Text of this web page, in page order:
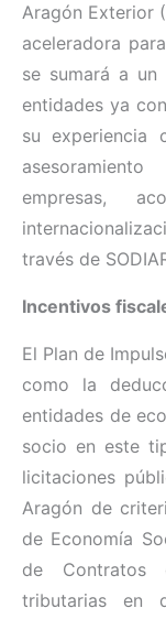
Aragón Exterior
aceleradora
se sumará a
entidades ya
su experiencia
empresas,
través de
Incentivos
El Plan de
como la
entidades de
socio en este
licitaciones
Aragón de
de Economía
de Contratos
tributarias en